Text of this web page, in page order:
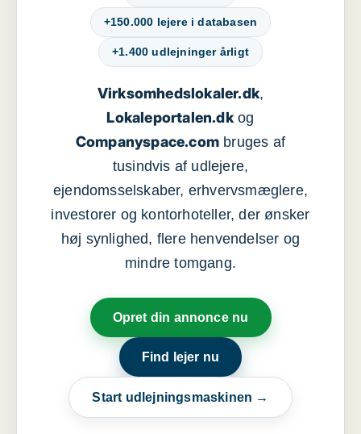
+150.000 lejere i databasen
+1.400 udlejninger årligt
Virksomhedslokaler.dk,
Lokaleportalen.dkog
Companyspace.com bruges af
tusindvis af udlejere,
ejendomsselskaber, erhvervsmæglere,
investorer og kontorhoteller, der ønsker
høj synlighed, flere henvendelser og
mindre tomgang.
Opret din annonce nu
Find lejer nu
Start udlejningsmaskinen →